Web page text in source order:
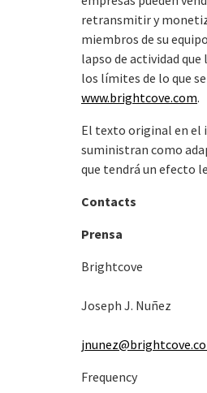
retransmitir y
miembros de su
lapso de actividad
los límites de lo que
www.brightcove.com.
El texto original en el
suministran como
que tendrá un efecto
Contacts
Prensa
Brightcove
Joseph J. Nuñez
Frequency